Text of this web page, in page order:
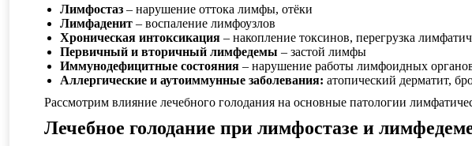
Лимфостаз – нарушение оттока лимфы, отёки
Лимфаденит – воспаление лимфоузлов
Хроническая интоксикация – накопление токсинов, перегрузка
Первичный и вторичный лимфедемы – застой лимфы
Иммунодефицитные состояния – нарушение работы лимфоидных
Аллергические и аутоиммунные заболевания: атопический дерматит,
Рассмотрим влияние лечебного голодания на основные патологии
Лечебное голодание при лимфостазе и